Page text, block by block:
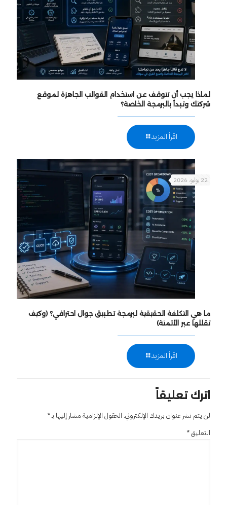
لماذا يجب أن تتوقف عن استخدام القوالب الجاهزة لموقع
شركتك وتبدأ بالبرمجة الخاصة؟
اقرأ المزيد
22 يوليو، 2026
ما هي التكلفة الحقيقية لبرمجة تطبيق جوال احترافي؟ (وكيف
تقللها عبر الأتمتة)
اقرأ المزيد
اترك تعليقاً
لن يتم نشر عنوان بريدك الإلكتروني. الحقول الإلزامية مشار إليها بـ*
التعليق*